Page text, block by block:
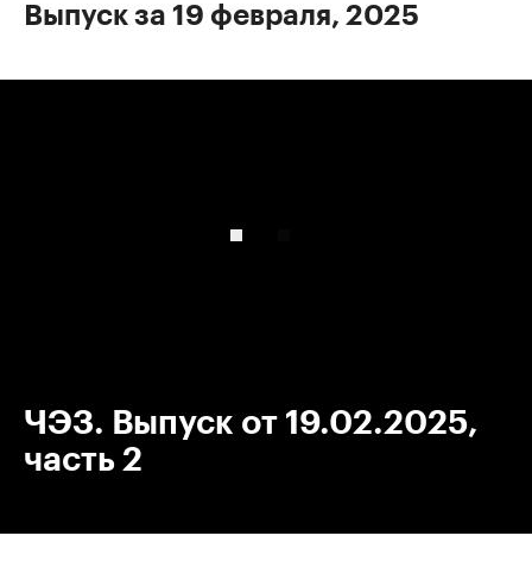
Выпуск за 19 февраля, 2025
ЧЭЗ. Выпуск от 19.02.2025,
часть 2